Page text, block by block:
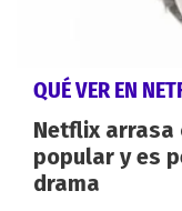
QUÉ VER EN
Netflix arrasa
popular y es
drama